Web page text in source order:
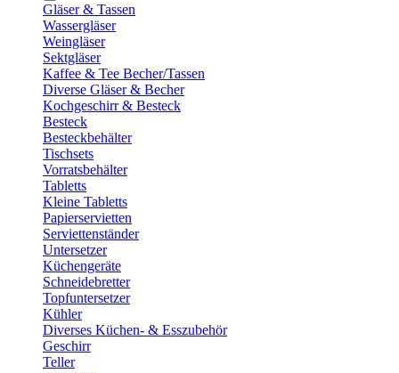
Gläser & Tassen
Wassergläser
Weingläser
Sektgläser
Kaffee & Tee Becher/Tassen
Diverse Gläser & Becher
Kochgeschirr & Besteck
Besteck
Besteckbehälter
Tischsets
Vorratsbehälter
Tabletts
Kleine Tabletts
Papierservietten
Serviettenständer
Untersetzer
Küchengeräte
Schneidebretter
Topfuntersetzer
Kühler
Diverses Küchen- & Esszubehör
Geschirr
Teller